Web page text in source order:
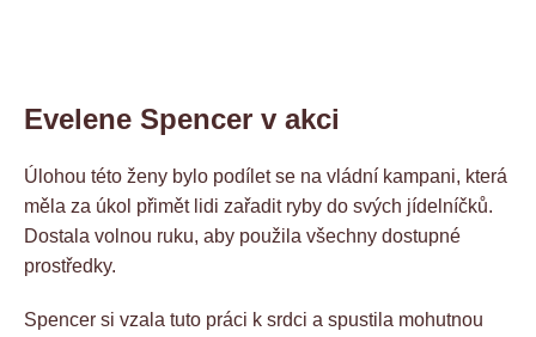
Evelene Spencer v akci
Úlohou této ženy bylo podílet se na vládní kampani, která
měla za úkol přimět lidi zařadit ryby do svých jídelníčků.
Dostala volnou ruku, aby použila všechny dostupné
prostředky.
Spencer si vzala tuto práci k srdci a spustila mohutnou